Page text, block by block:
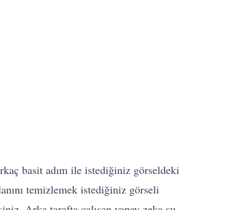
basit adım ile istediğiniz görseldeki
temizlemek istediğiniz görseli